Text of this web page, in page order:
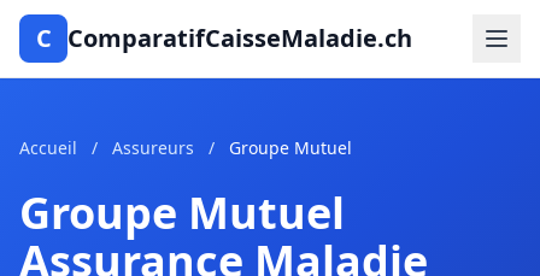
C ComparatifCaisseMaladie.ch
Accueil / Assureurs / Groupe Mutuel
Groupe Mutuel
Assurance Maladie